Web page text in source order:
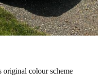
original colour scheme